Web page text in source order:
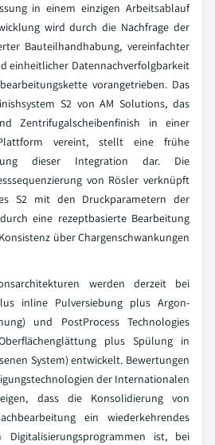
in einem einzigen Arbeitsablauf
wird durch die Nachfrage der
Bauteilhandhabung, vereinfachter
einheitlicher Datennachverfolgbarkeit
vorangetrieben. Das
S2 von AM Solutions, das
Zentrifugalscheibenfinish in einer
vereint, stellt eine frühe
dieser Integration dar. Die
von Rösler verknüpft
S2 mit den Druckparametern der
eine rezeptbasierte Bearbeitung
über Chargenschwankungen
werden derzeit bei
inline Pulversiebung plus Argon-
und PostProcess Technologies
plus Spülung in
System) entwickelt. Bewertungen
der Internationalen
dass die Konsolidierung von
ein wiederkehrendes
ist, bei